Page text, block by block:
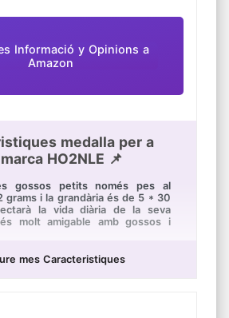
Informació y Opinions a
Amazon
medalla per a
HO2NLE 📌
gossos petits només pes al
grams i la grandària és de 5 * 30
la vida diària de la seva
molt amigable amb gossos i
juguen. Les parts
a mantenir-lo en el seu lloc.
mes Caracteristiques